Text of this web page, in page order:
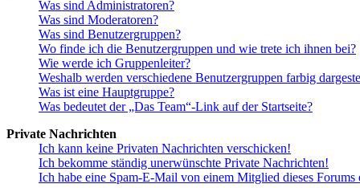
Was sind Administratoren?
Was sind Moderatoren?
Was sind Benutzergruppen?
Wo finde ich die Benutzergruppen und wie trete ich ihnen bei?
Wie werde ich Gruppenleiter?
Weshalb werden verschiedene Benutzergruppen farbig
Was ist eine Hauptgruppe?
Was bedeutet der „Das Team“-Link auf der Startseite?
Private Nachrichten
Ich kann keine Privaten Nachrichten verschicken!
Ich bekomme ständig unerwünschte Private Nachrichten!
Ich habe eine Spam-E-Mail von einem Mitglied dieses Forums